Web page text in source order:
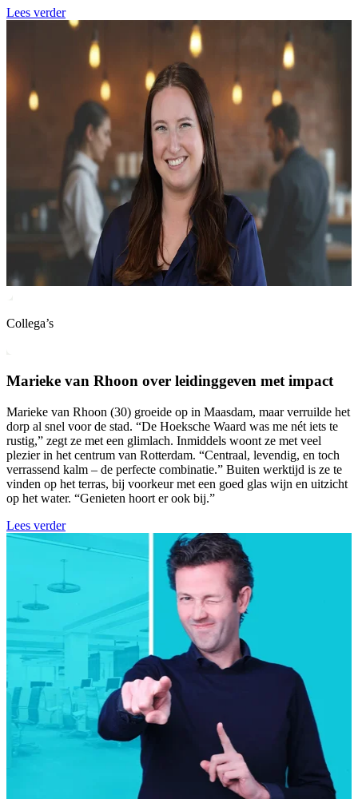
Lees verder
Collega’s
Marieke van Rhoon over leidinggeven met impact
Marieke van Rhoon (30) groeide op in Maasdam, maar verruilde het
dorp al snel voor de stad. “De Hoeksche Waard was me nét iets te
rustig,” zegt ze met een glimlach. Inmiddels woont ze met veel
plezier in het centrum van Rotterdam. “Centraal, levendig, en toch
verrassend kalm – de perfecte combinatie.” Buiten werktijd is ze te
vinden op het terras, bij voorkeur met een goed glas wijn en uitzicht
op het water. “Genieten hoort er ook bij.”
Lees verder